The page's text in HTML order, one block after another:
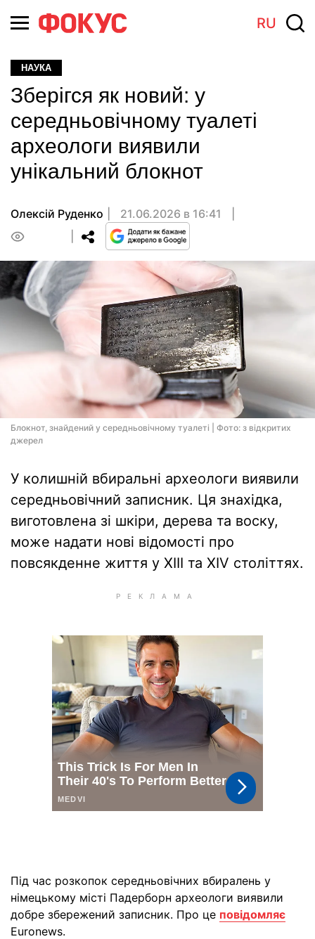
RU
НАУКА
Зберігся як новий: у
середньовічному туалеті
археологи виявили
унікальний блокнот
Олексій Руденко
21.06.2026 в 16:41
Блокнот, знайдений у середньовічному туалеті | Фото: з відкритих
джерел
У колишній вбиральні археологи виявили
середньовічний записник. Ця знахідка,
виготовлена зі шкіри, дерева та воску,
може надати нові відомості про
повсякденне життя у XIII та XIV століттях.
Під час розкопок середньовічних вбиралень у
німецькому місті Падерборн археологи виявили
добре збережений записник. Про це повідомляє
Euronews.